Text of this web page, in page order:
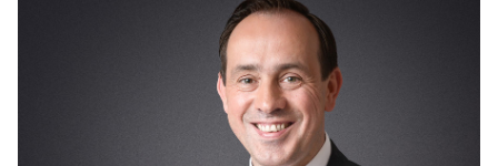
CDU Fraktion im Brandenburger Landtag
CDU Brandenburg
CDU Potsdam